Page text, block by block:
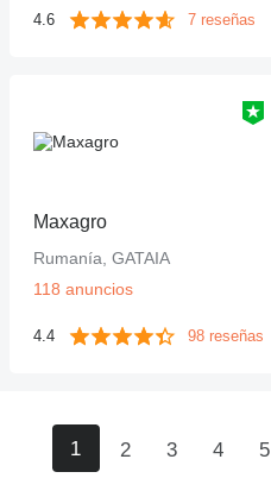
4.6 7 reseñas
Maxagro
Rumanía, GATAIA
118 anuncios
4.4 98 reseñas
1 2 3 4 5